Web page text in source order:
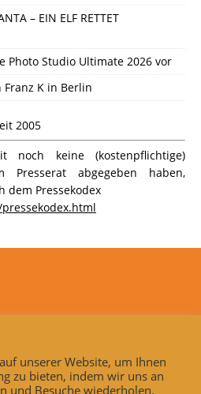
– EIN ELF RETTET
Photo Studio Ultimate 2026 vor
K in Berlin
2005
noch keine (kostenpflichtige)
Presserat abgegeben haben,
dem Pressekodex
unserer Website, um Ihnen
zu bieten, indem wir uns an
und Besuche wiederholen.